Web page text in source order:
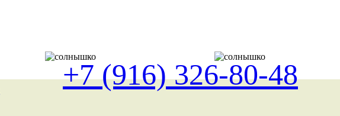
+7 (916) 326-80-48